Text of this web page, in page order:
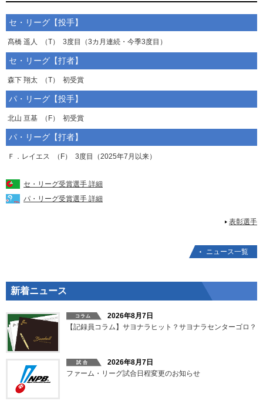
セ・リーグ【投手】
髙橋 遥人 （T） 3度目（3カ月連続・今季3度目）
セ・リーグ【打者】
森下 翔太 （T） 初受賞
パ・リーグ【投手】
北山 亘基 （F） 初受賞
パ・リーグ【打者】
Ｆ．レイエス （F） 3度目（2025年7月以来）
セ・リーグ受賞選手 詳細
パ・リーグ受賞選手 詳細
表彰選手
ニュース一覧
新着ニュース
2026年8月7日
【記録員コラム】サヨナラヒット？サヨナラセンターゴロ？
2026年8月7日
ファーム・リーグ試合日程変更のお知らせ